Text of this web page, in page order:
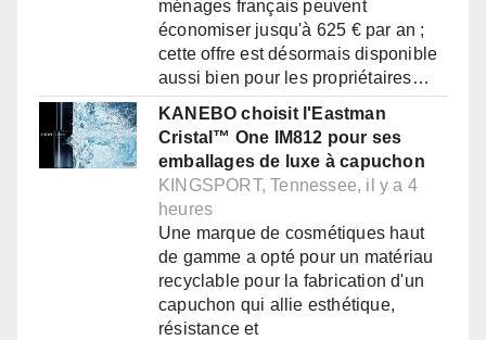
ménages français peuvent
économiser jusqu'à 625 € par an ;
cette offre est désormais disponible
aussi bien pour les propriétaires…
KANEBO choisit l'Eastman
Cristal™ One IM812 pour ses
emballages de luxe à capuchon
KINGSPORT, Tennessee, il y a 4
heures
Une marque de cosmétiques haut
de gamme a opté pour un matériau
recyclable pour la fabrication d'un
capuchon qui allie esthétique,
résistance et